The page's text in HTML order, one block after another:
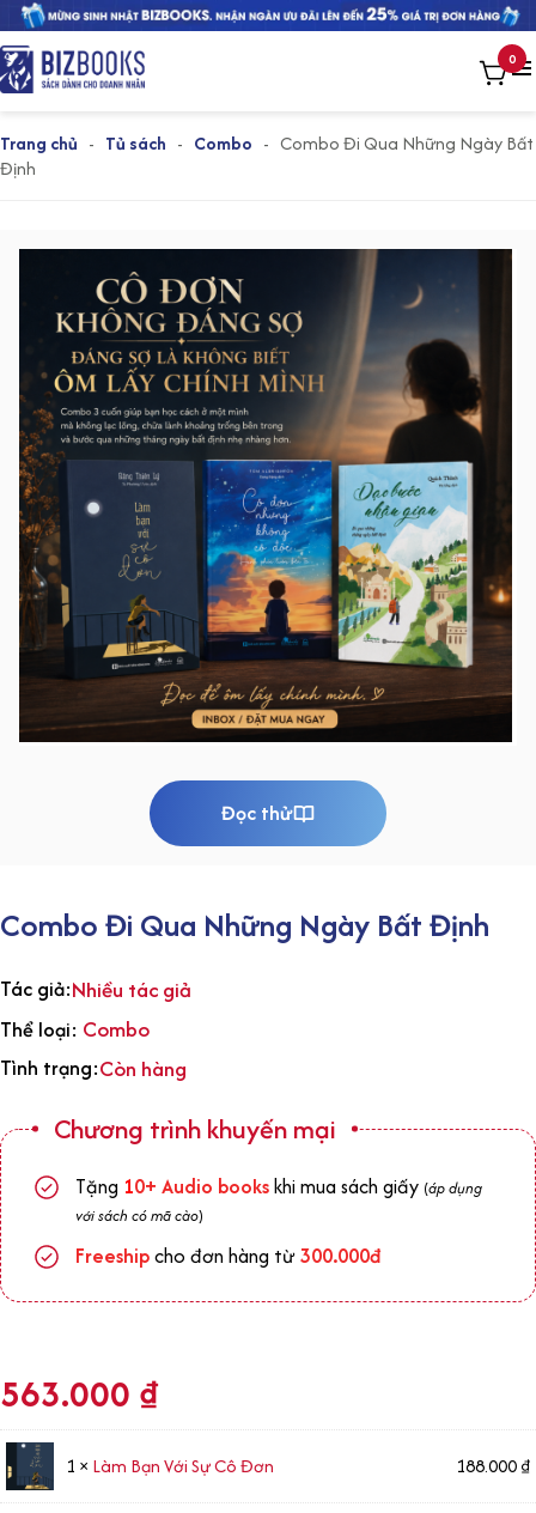
0
Trang chủ - Tủ sách - Combo - Combo Đi Qua Những Ngày Bất
Định
Đọc thử
Combo Đi Qua Những Ngày Bất Định
Tác giả:Nhiều tác giả
Thể loại: Combo
Tình trạng:Còn hàng
Chương trình khuyến mại
Tặng 10+ Audio bookskhi mua sách giấy (áp dụng
với sách có mã cào)
Freeshipcho đơn hàng từ300.000đ
563.000 ₫
1 × Làm Bạn Với Sự Cô Đơn 188.000₫